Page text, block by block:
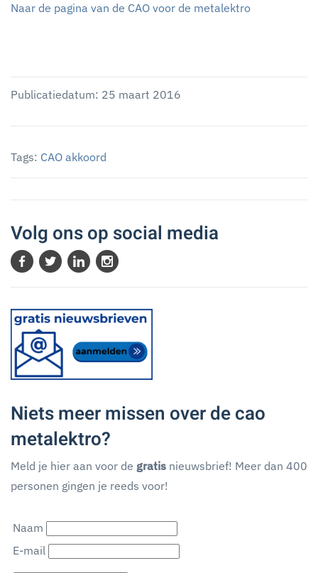
Naar de pagina van de CAO voor de metalektro
Publicatiedatum: 25 maart 2016
Tags: CAO akkoord
Volg ons op social media
Niets meer missen over de cao
metalektro?
Meld je hier aan voor de gratis nieuwsbrief! Meer dan 400
personen gingen je reeds voor!
Naam
E-mail